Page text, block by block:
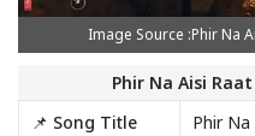
Image Source :Phir Na
Phir Na Aisi
📌 Song Title
Phir Na